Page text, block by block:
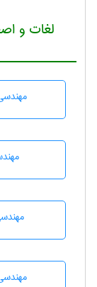
لغات و